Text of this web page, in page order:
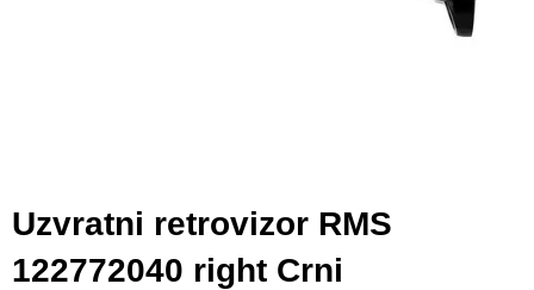
Uzvratni retrovizor RMS
122772040 right Crni